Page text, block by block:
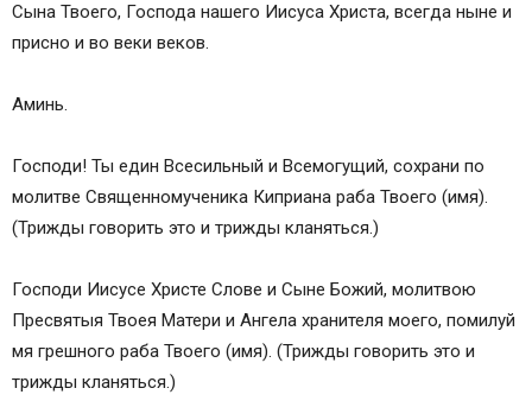
Сына Твоего, Господа нашего Иисуса Христа, всегда ныне и
присно и во веки веков.
Аминь.
Господи! Ты един Всесильный и Всемогущий, сохрани по
молитве Священномученика Киприана раба Твоего (имя).
(Трижды говорить это и трижды кланяться.)
Господи Иисусе Христе Слове и Сыне Божий, молитвою
Пресвятыя Твоея Матери и Ангела хранителя моего, помилуй
мя грешного раба Твоего (имя). (Трижды говорить это и
трижды кланяться.)